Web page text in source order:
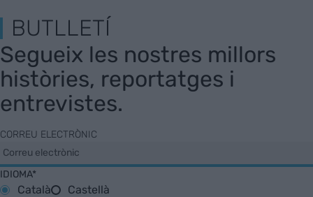
BUTLLETÍ
Segueix les nostres millors
històries, reportatges i
entrevistes.
CORREU ELECTRÒNIC
IDIOMA*
Català
Castellà